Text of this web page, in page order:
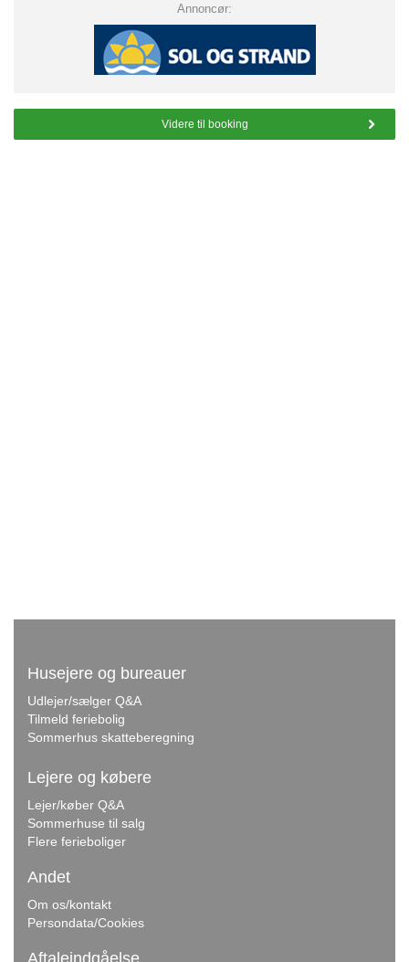
Annoncør:
Videre til booking
Husejere og bureauer
Udlejer/sælger Q&A
Tilmeld feriebolig
Sommerhus skatteberegning
Lejere og købere
Lejer/køber Q&A
Sommerhuse til salg
Flere ferieboliger
Andet
Om os/kontakt
Persondata/Cookies
Aftaleindgåelse